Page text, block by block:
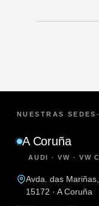
NUESTRAS SEDES
A Coruña
AUDI · VW · VW
Avda. das
15172 · A Coruña